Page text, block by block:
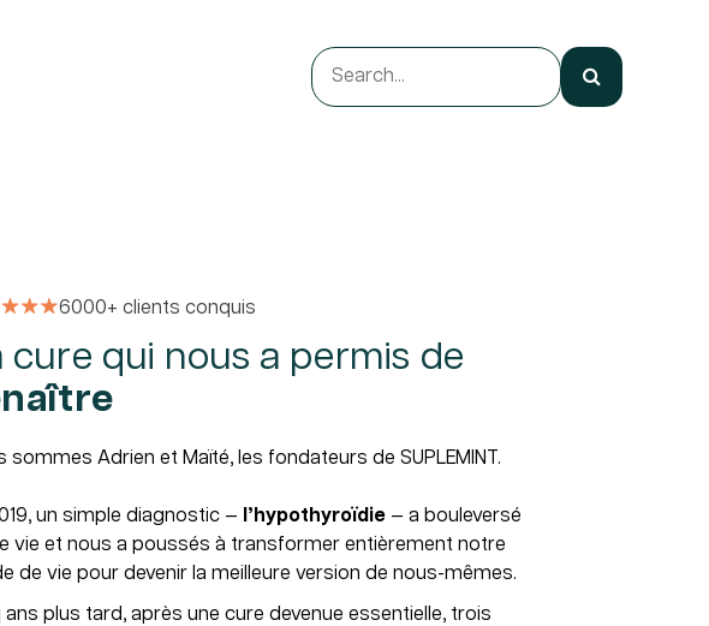
6000+ clients conquis
cure qui nous a permis de
sommes Adrien et Maïté, les fondateurs de SUPLEMINT.
un simple diagnostic — l’hypothyroïdie — a bouleversé
vie et nous a poussés à transformer entièrement notre
de vie pour devenir la meilleure version de nous-mêmes.
ans plus tard, après une cure devenue essentielle, trois